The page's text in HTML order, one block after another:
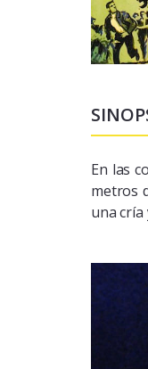
En las
metros
una cría